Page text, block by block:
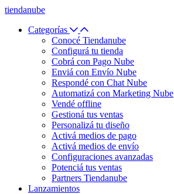
tiendanube
Categorías
Conocé Tiendanube
Configurá tu tienda
Cobrá con Pago Nube
Enviá con Envío Nube
Respondé con Chat Nube
Automatizá con Marketing Nube
Vendé offline
Gestioná tus ventas
Personalizá tu diseño
Activá medios de pago
Activá medios de envío
Configuraciones avanzadas
Potenciá tus ventas
Partners Tiendanube
Lanzamientos